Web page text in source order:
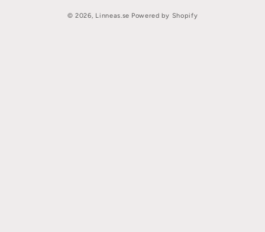
© 2026, Linneas.se Powered by Shopify